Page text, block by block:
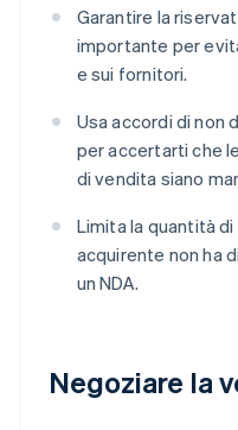
Garantire la
importante per
e sui fornitori.
Usa accordi di non
per accertarti che
di vendita siano
Limita la quantità
acquirente non ha
un NDA.
Negoziare la